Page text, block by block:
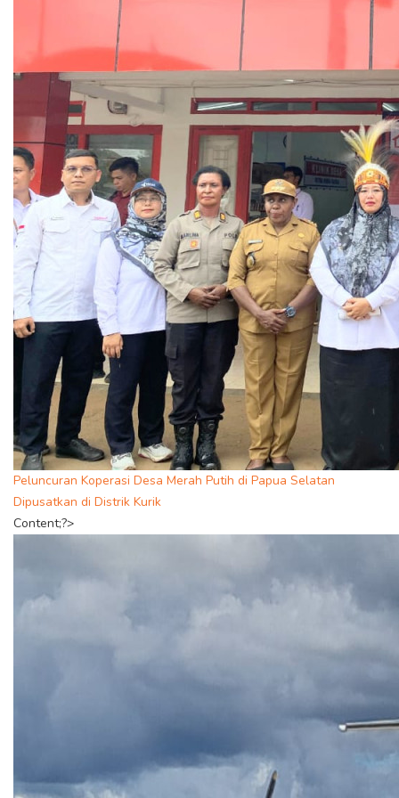
Peluncuran Koperasi Desa Merah Putih di Papua Selatan
Dipusatkan di Distrik Kurik
Content;?>